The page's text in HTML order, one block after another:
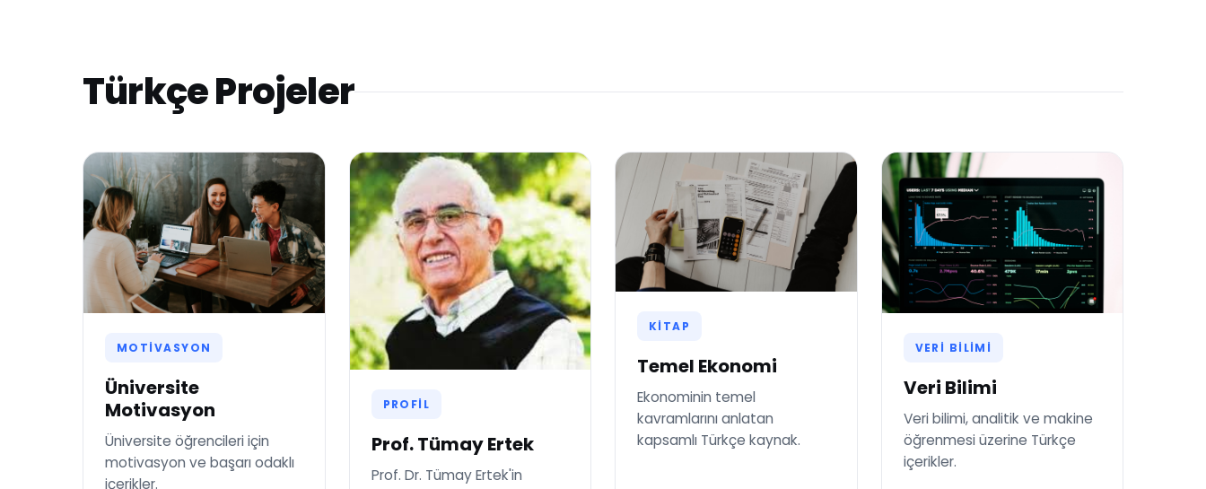
Türkçe Projeler
MOTIVASYON
Üniversite
Motivasyon
Üniversite öğrencileri için
motivasyon ve başarı odaklı
içerikler.
PROFIL
Prof. Tümay Ertek
Prof. Dr. Tümay Ertek'in
KITAP
Temel Ekonomi
Ekonominin temel
kavramlarını anlatan
kapsamlı Türkçe kaynak.
VERI BILIMI
Veri Bilimi
Veri bilimi, analitik ve makine
öğrenmesi üzerine Türkçe
içerikler.